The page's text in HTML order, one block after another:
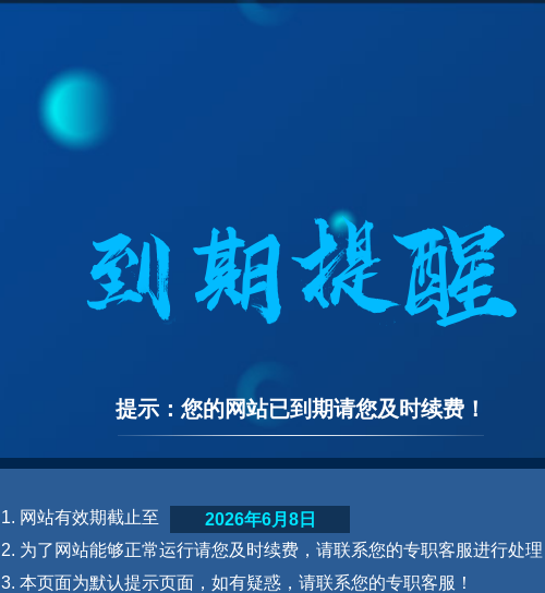
提示：您的网站已到期请您及时续费！
1. 网站有效期截止至
2. 为了网站能够正常运行请您及时续费，请联系您的专职客服进行处
3. 本页面为默认提示页面，如有疑惑，请联系您的专职客服！
2026年6月8日